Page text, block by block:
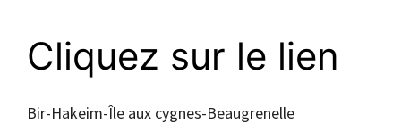
Cliquez sur le lien
Bir-Hakeim-Île aux cygnes-Beaugrenelle